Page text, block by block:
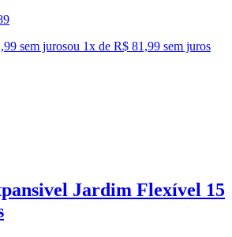
sem jurosou 1x de R$ 81,99 sem juros
Jardim Flexível 15